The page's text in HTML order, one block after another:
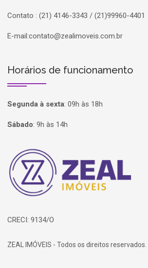
Contato : (21) 4146-3343 / (21)99960-4401
E-mail:contato@zealimoveis.com.br
Horários de funcionamento
Segunda à sexta: 09h às 18h
Sábado: 9h às 14h
Página inicial
CRECI: 9134/O
ZEAL IMÓVEIS - Todos os direitos reservados.